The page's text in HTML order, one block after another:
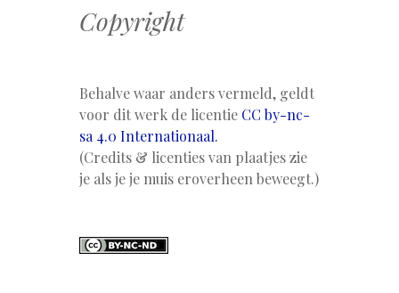
Copyright
Behalve waar anders vermeld, geldt
voor dit werk de licentie CC by-nc-
sa 4.0 Internationaal.
(Credits & licenties van plaatjes zie
je als je je muis eroverheen beweegt.)